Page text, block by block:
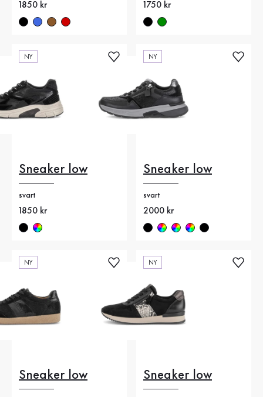
Nytt pris
1850 kr Nytt pris
1750 kr
NY
Sneaker low
svart
Nytt pris
1850 kr
NY
Sneaker low
svart
Nytt pris
2000 kr
NY
Sneaker low
NY
Sneaker low